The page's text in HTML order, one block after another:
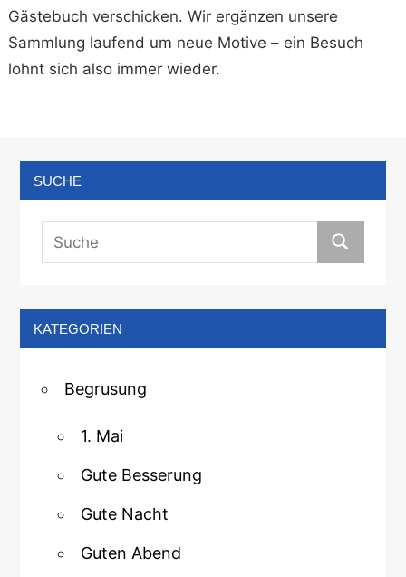
Gästebuch verschicken. Wir ergänzen unsere
Sammlung laufend um neue Motive – ein Besuch
lohnt sich also immer wieder.
SUCHE
KATEGORIEN
Begrusung
1. Mai
Gute Besserung
Gute Nacht
Guten Abend